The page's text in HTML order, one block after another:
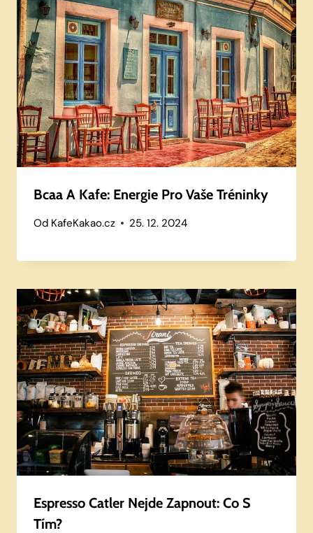
Bcaa A Kafe: Energie Pro Vaše Tréninky
Od KafeKakao.cz 25. 12. 2024
Espresso Catler Nejde Zapnout: Co S
Tím?